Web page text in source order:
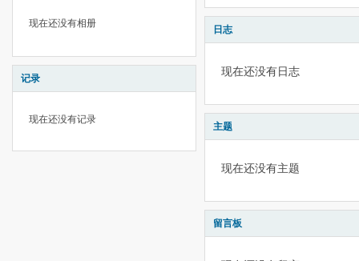
现在还没有相册
记录
现在还没有记录
日志
现在还没有日志
主题
现在还没有主题
留言板